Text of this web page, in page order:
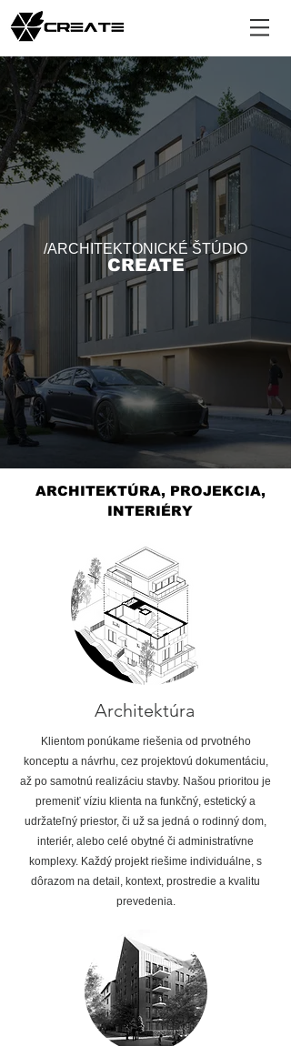
/ARCHITEKTONICKÉ ŠTÚDIO
CREATE
ARCHITEKTÚRA, PROJEKCIA,
INTERIÉRY
Architektúra
Klientom ponúkame riešenia od prvotného
konceptu a návrhu, cez projektovú dokumentáciu,
až po samotnú realizáciu stavby. Našou prioritou je
premeniť víziu klienta na funkčný, estetický a
udržateľný priestor, či už sa jedná o rodinný dom,
interiér, alebo celé obytné či administratívne
komplexy. Každý projekt riešime individuálne, s
dôrazom na detail, kontext, prostredie a kvalitu
prevedenia.